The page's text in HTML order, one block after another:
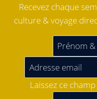
Recevez chaque
culture & voyage
Laissez ce